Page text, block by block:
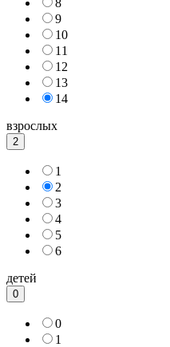
9
10
11
12
13
14
взрослых
2
1
2
3
4
5
6
детей
0
0
1